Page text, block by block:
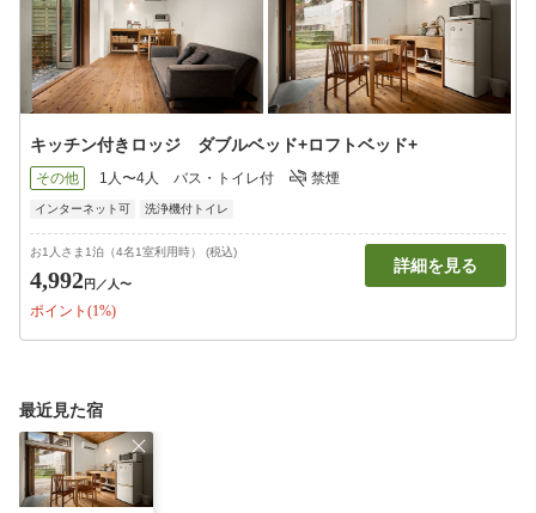
キッチン付きロッジ ダブルベッド+ロフトベッド+
その他 1人〜4人 バス・トイレ付 禁煙
インターネット可 洗浄機付トイレ
お1人さま1泊（4名1室利用時） (税込)
4,992円 ／人〜
ポイント(1%)
詳細を見る
最近見た宿